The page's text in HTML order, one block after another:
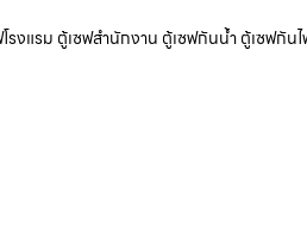
งแรม ตู้เซฟสำนักงาน ตู้เซฟกันน้ำ ตู้เซฟกัน